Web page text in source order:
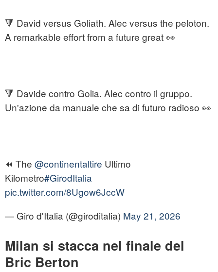
🔻 David versus Goliath. Alec versus the peloton.
A remarkable effort from a future great 👀
🔻 Davide contro Golia. Alec contro il gruppo.
Un'azione da manuale che sa di futuro radioso 👀
⏪ The @continentaltire Ultimo
Kilometro#GirodItalia
pic.twitter.com/8Ugow6JccW
— Giro d'Italia (@giroditalia) May 21, 2026
Milan si stacca nel finale del
Bric Berton